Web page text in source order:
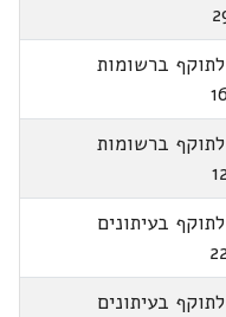
ברשומות
ברשומות
בעיתונים
בעיתונים